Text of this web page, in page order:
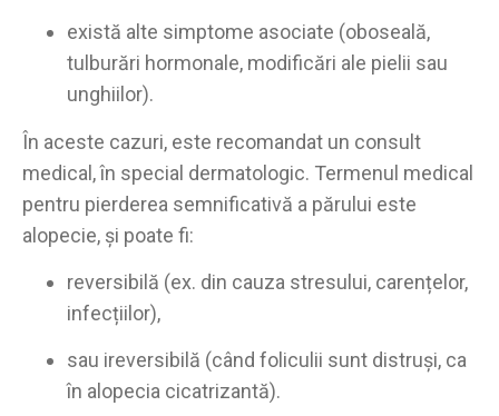
există alte simptome asociate (oboseală,
tulburări hormonale, modificări ale pielii sau
unghiilor).
În aceste cazuri, este recomandat un consult
medical, în special dermatologic. Termenul medical
pentru pierderea semnificativă a părului este
alopecie, și poate fi:
reversibilă (ex. din cauza stresului, carențelor,
infecțiilor),
sau ireversibilă (când foliculii sunt distruși, ca
în alopecia cicatrizantă).